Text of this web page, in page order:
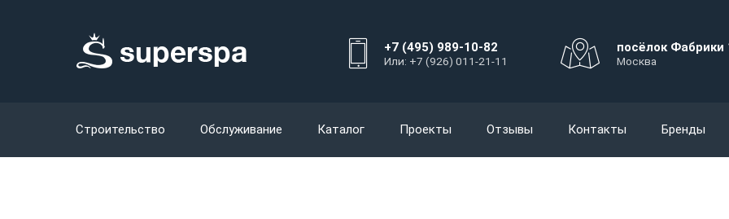
+7 (495) 989-10-82
Или: +7 (926) 011-21-11
посёлок Фабрики
Москва
Строительство Обслуживание Каталог Проекты Отзывы Контакты Бренды